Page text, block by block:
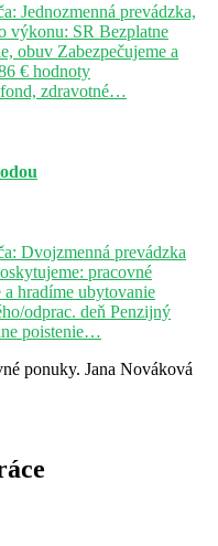
Jednozmenná prevádzka,
výkonu: SR Bezplatne
obuv Zabezpečujeme a
€ hodnoty
fond, zdravotné…
Dvojzmenná prevádzka
pracovné
hradíme ubytovanie
odprac. deň Penzijný
poistenie…
ponuky. Jana Nováková